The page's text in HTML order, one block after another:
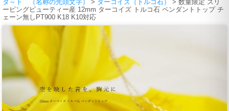
タ～ト （名称の先頭文字）
> ターコイズ（トルコ石）
> 数量限定 スリ
ーピングビューティー産 12mm ターコイズ トルコ石 ペンダントトップ チ
ェーン無しPT900 K18 K10対応